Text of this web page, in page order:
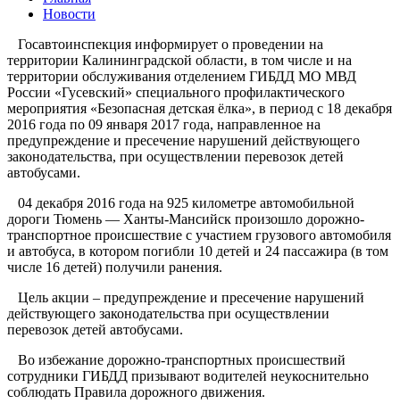
Новости
Госавтоинспекция информирует о проведении на
территории Калининградской области, в том числе и на
территории обслуживания отделением ГИБДД МО МВД
России «Гусевский» специального профилактического
мероприятия «Безопасная детская ёлка», в период с 18 декабря
2016 года по 09 января 2017 года, направленное на
предупреждение и пресечение нарушений действующего
законодательства, при осуществлении перевозок детей
автобусами.
04 декабря 2016 года на 925 километре автомобильной
дороги Тюмень — Ханты-Мансийск произошло дорожно-
транспортное происшествие с участием грузового автомобиля
и автобуса, в котором погибли 10 детей и 24 пассажира (в том
числе 16 детей) получили ранения.
Цель акции – предупреждение и пресечение нарушений
действующего законодательства при осуществлении
перевозок детей автобусами.
Во избежание дорожно-транспортных происшествий
сотрудники ГИБДД призывают водителей неукоснительно
соблюдать Правила дорожного движения.